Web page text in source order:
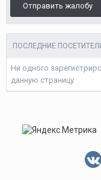
Отправить жалобу
ПОСЛЕДНИЕ
Ни одного
данную страницу